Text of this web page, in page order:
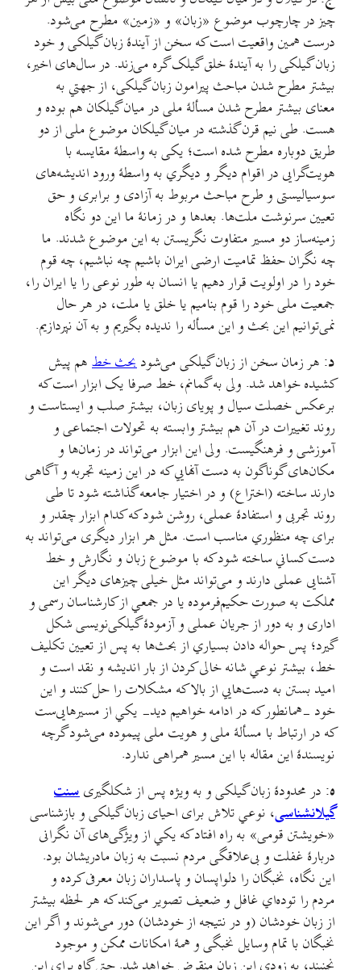
چیز در چارچوب موضوع «زبان» و «زمین» مطرح می‌شود.
درست همین واقعیت است که سخن از آیندهٔ زبان گیلکی و خود
زبان گیلکی را به آیندهٔ خلق گیلک گره می‌زند. در سال‌های اخیر،
بیشتر مطرح شدن مباحث پیرامون زبان گیلکی، از جهتي به
معنای بیشتر مطرح شدن مسألهٔ ملی در میان گیلکان هم بوده و
هست. طی نیم قرن گذشته در میان گیلکان موضوع ملی از دو
طریق دوباره مطرح شده است؛ یکی به واسطهٔ مقایسه با
هویت‌گرایی در اقوام دیگر و دیگري به واسطهٔ ورود اندیشه‌های
سوسیالیستی و طرح مباحث مربوط به آزادی و برابری و حق
تعیین سرنوشت ملت‌ها. بعدها و در زمانهٔ ما این دو نگاه
زمینه‌ساز دو مسیر متفاوت نگریستن به این موضوع شدند. ما
چه نگران حفظ تمامیت ارضی ایران باشیم چه نباشیم، چه قوم
خود را در اولویت قرار دهیم یا انسان به طور نوعی را یا ایران را،
جمعیت ملی خود را قوم بنامیم یا خلق یا ملت، در هر حال
نمی‌توانیم این بحث و این مسأله را ندیده بگیریم و به آن نپردازیم.
د: هر زمان سخن از زبان گیلکی می‌شودبحث خط هم پیش
کشیده خواهد شد. ولی به گمانم، خط صرفا یک ابزار است که
برعکس خصلت سیال و پویای زبان، بیشتر صلب و ایستاست و
روند تغییرات در آن هم بیشتر وابسته به تحولات اجتماعی و
آموزشی و فرهنگیست. ولی این ابزار می‌تواند در زمان‌ها و
مکان‌های گوناگون به دست آنهایي که در این زمینه تجربه و آگاهی
دارند ساخته (اختراع) و در اختیار جامعه گذاشته شود تا طی
روند تجربی و استفادهٔ عملی، روشن شود که کدام ابزار چقدر و
برای چه منظوري مناسب است. مثل هر ابزار دیگری می‌تواند به
دست کساني ساخته شود که با موضوع زبان و نگارش و خط
آشنایی عملی دارند و می‌تواند مثل خیلی چیزهای دیگر این
مملکت به صورت حکیم‌فرموده یا در جمعي از کارشناسان رسمی و
اداری و به دور از جریان عملی و آزمودهٔ گیلکی‌نویسی شکل
گیرد؛ پس حواله دادن بسیاري از بحث‌ها به پس از تعیین تکلیف
خط، بیشتر نوعي شانه خالی کردن از بار اندیشه و نقد است و
امید بستن به دست‌هایي از بالا که مشکلات را حل کنند و این
خود -همانطور که در ادامه خواهیم دید- یکي از مسیرهایی‌ست
که در ارتباط با مسألهٔ ملی و هویت ملی پیموده می‌شود گرچه
نویسندهٔ این مقاله با این مسیر همراهی ندارد.
ه: در محدودهٔ زبان گیلکی و به ویژه پس از شکلگیریسنت
گیلانشناسی، نوعي تلاش برای احیای زبان گیلکی و بازشناسی
«خویشتن قومی» به راه افتاد که یکي از ویژگی‌های آن نگرانی
دربارهٔ غفلت و بی‌علاقگی مردم نسبت به زبان مادریشان بود.
این نگاه، نخبگان را دلواپسان و پاسداران زبان معرفی کرده و
مردم را توده‌اي غافل و ضعیف تصویر می‌کند که هر لحظه بیشتر
از زبان خودشان (و در نتیجه از خودشان) دور می‌شوند و اگر این
نخبگان با تمام وسایل نخبگی و همهٔ امکانات ممکن و موجود